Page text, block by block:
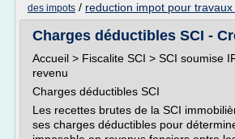
des impots / reduction impot pour
Charges déductibles SCI -
Accueil > Fiscalite SCI > SCI soumise
revenu
Charges déductibles SCI
Les recettes brutes de la SCI
ses charges déductibles pour